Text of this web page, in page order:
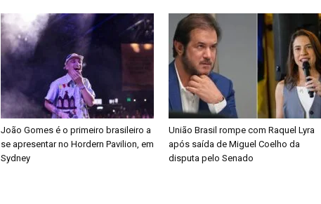
João Gomes é o primeiro brasileiro a
se apresentar no Hordern Pavilion, em
Sydney
União Brasil rompe com Raquel Lyra
após saída de Miguel Coelho da
disputa pelo Senado